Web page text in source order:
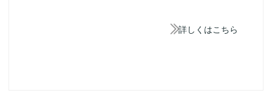
詳しくはこちら